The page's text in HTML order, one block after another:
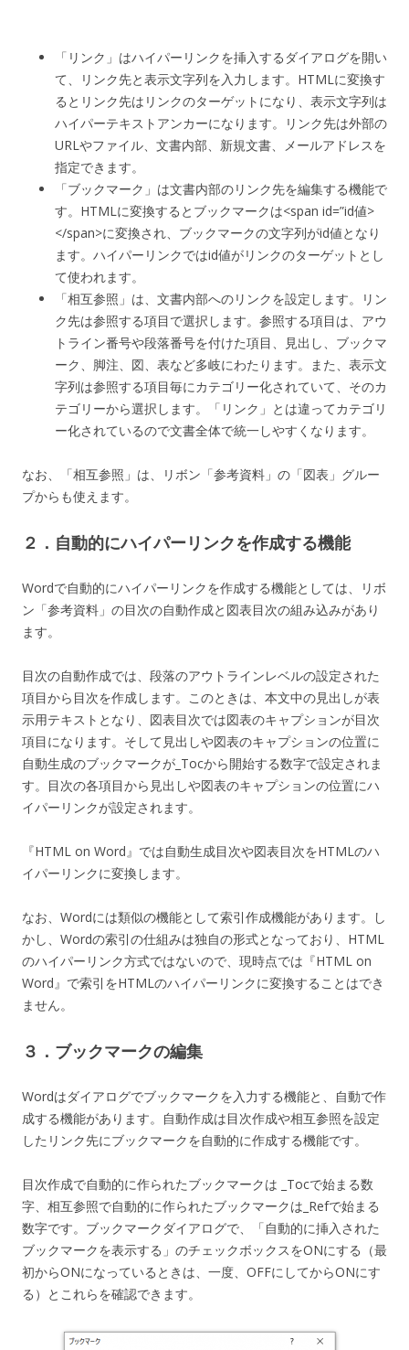
「リンク」はハイパーリンクを挿入するダイアログを開い
て、リンク先と表示文字列を入力します。HTMLに変換す
るとリンク先はリンクのターゲットになり、表示文字列は
ハイパーテキストアンカーになります。リンク先は外部の
URLやファイル、文書内部、新規文書、メールアドレスを
指定できます。
「ブックマーク」は文書内部のリンク先を編集する機能で
す。HTMLに変換するとブックマークは<span id=”id値>
</span>に変換され、ブックマークの文字列がid値となり
ます。ハイパーリンクではid値がリンクのターゲットとし
て使われます。
「相互参照」は、文書内部へのリンクを設定します。リン
ク先は参照する項目で選択します。参照する項目は、アウ
トライン番号や段落番号を付けた項目、見出し、ブックマ
ーク、脚注、図、表など多岐にわたります。また、表示文
字列は参照する項目毎にカテゴリー化されていて、そのカ
テゴリーから選択します。「リンク」とは違ってカテゴリ
ー化されているので文書全体で統一しやすくなります。
なお、「相互参照」は、リボン「参考資料」の「図表」グルー
プからも使えます。
２．自動的にハイパーリンクを作成する機能
Wordで自動的にハイパーリンクを作成する機能としては、リボ
ン「参考資料」の目次の自動作成と図表目次の組み込みがあり
ます。
目次の自動作成では、段落のアウトラインレベルの設定された
項目から目次を作成します。このときは、本文中の見出しが表
示用テキストとなり、図表目次では図表のキャプションが目次
項目になります。そして見出しや図表のキャプションの位置に
自動生成のブックマークが_Tocから開始する数字で設定されま
す。目次の各項目から見出しや図表のキャプションの位置にハ
イパーリンクが設定されます。
『HTML on Word』では自動生成目次や図表目次をHTMLのハ
イパーリンクに変換します。
なお、Wordには類似の機能として索引作成機能があります。し
かし、Wordの索引の仕組みは独自の形式となっており、HTML
のハイパーリンク方式ではないので、現時点では『HTML on
Word』で索引をHTMLのハイパーリンクに変換することはでき
ません。
３．ブックマークの編集
Wordはダイアログでブックマークを入力する機能と、自動で作
成する機能があります。自動作成は目次作成や相互参照を設定
したリンク先にブックマークを自動的に作成する機能です。
目次作成で自動的に作られたブックマークは _Tocで始まる数
字、相互参照で自動的に作られたブックマークは_Refで始まる
数字です。ブックマークダイアログで、「自動的に挿入された
ブックマークを表示する」のチェックボックスをONにする（最
初からONになっているときは、一度、OFFにしてからONにす
る）とこれらを確認できます。